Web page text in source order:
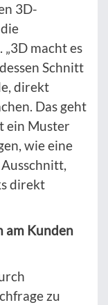
3D-
macht es
Schnitt
direkt
Das geht
ein Muster
wie eine
direkt
am Kunden
zu